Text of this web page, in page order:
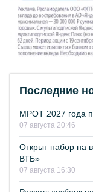
Последние
МРОТ 2027 года
07 августа 20:46
Открыт набор на
ВТБ»
07 августа 16:30